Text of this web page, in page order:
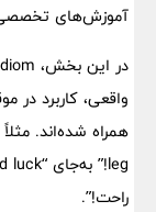
آموزش‌های
واقعی، کاربرد
راحت!”.